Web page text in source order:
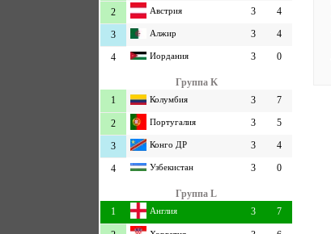
2 Австрия 3 4
3 Алжир 3 4
4 Иордания 3 0
Группа K
1
Колумбия 3 7
2 Португалия 3 5
3 Конго ДР 3 4
4 Узбекистан 3 0
Группа L
1
Англия 3 7